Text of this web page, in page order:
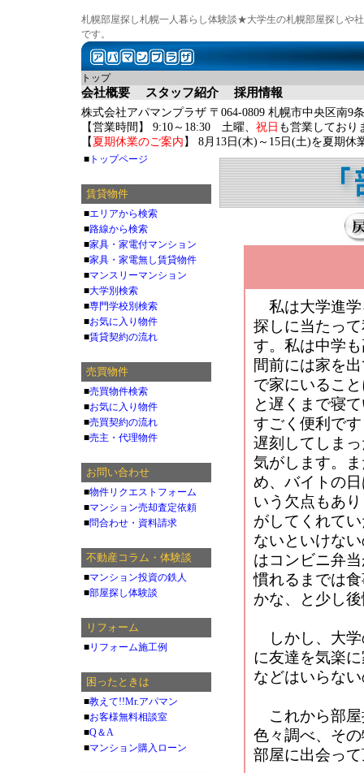
札幌部屋探し札幌一人暮らし体験談★大学生の札幌部屋探しや
です。
トップ
会社概要 スタッフ紹介 採用情報
株式会社アパマンプラザ 〒064-0809 札幌市中央区南9
【営業時間】 9:10～18:30 土曜、 祝日 も営業しており
【 夏期休業のご案内 】 8月13日(木)～15日(土)を夏期休
私は大学進学
探しに当たっ
す。私は中学
間前には家を
で家にいるこ
と遅くまで寝
すごく便利で
遅刻してしま
気がします。
め、バイトの
いう欠点もあ
がしてくれて
ないといけな
はコンビニ弁
慣れるまでは
かな、と少し
しかし、大学
に友達を気楽
などはいらな
これから部屋
色々調べ、そ
部屋に出会っ
■ トップページ
賃貸物件
■エリアから検索
■路線から検索
■家具・家電付マンション
■家具・家電無し賃貸物件
■マンスリーマンション
■大学別検索
■専門学校別検索
■お気に入り物件
■賃貸契約の流れ
売買物件
■売買物件検索
■お気に入り物件
■売買契約の流れ
■売主・代理物件
お問い合わせ
■物件リクエストフォーム
■マンション売却査定依頼
■問合わせ・資料請求
不動産コラム・体験談
■マンション投資の鉄人
■部屋探し体験談
リフォーム
■リフォーム施工例
困ったときは
■教えて!!Mr.アパマン
■お客様無料相談室
■Q＆A
■マンション購入ローン